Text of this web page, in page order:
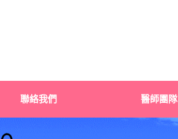
聯絡我們 醫師團隊